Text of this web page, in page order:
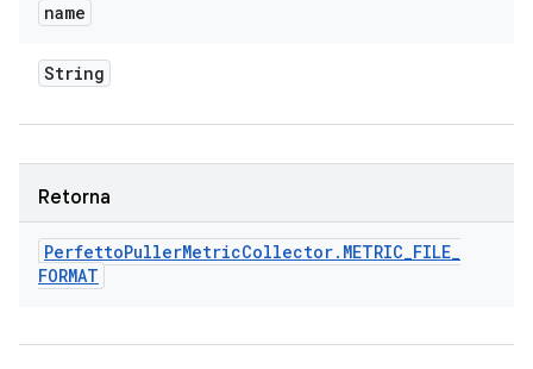
name
String
Retorna
PerfettoPullerMetricCollector. METRIC_FILE_
FORMAT